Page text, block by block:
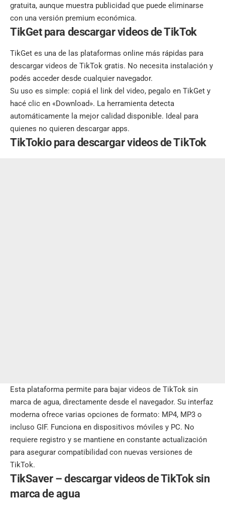
gratuita, aunque muestra publicidad que puede eliminarse
con una versión premium económica.
TikGet para descargar videos de TikTok
TikGet es una de las plataformas online más rápidas para
descargar videos de TikTok gratis. No necesita instalación y
podés acceder desde cualquier navegador.
Su uso es simple: copiá el link del video, pegalo en TikGet y
hacé clic en «Download». La herramienta detecta
automáticamente la mejor calidad disponible. Ideal para
quienes no quieren descargar apps.
TikTokio para descargar videos de TikTok
Esta plataforma permite para bajar videos de TikTok sin
marca de agua, directamente desde el navegador. Su interfaz
moderna ofrece varias opciones de formato: MP4, MP3 o
incluso GIF. Funciona en dispositivos móviles y PC. No
requiere registro y se mantiene en constante actualización
para asegurar compatibilidad con nuevas versiones de
TikTok.
TikSaver – descargar videos de TikTok sin
marca de agua